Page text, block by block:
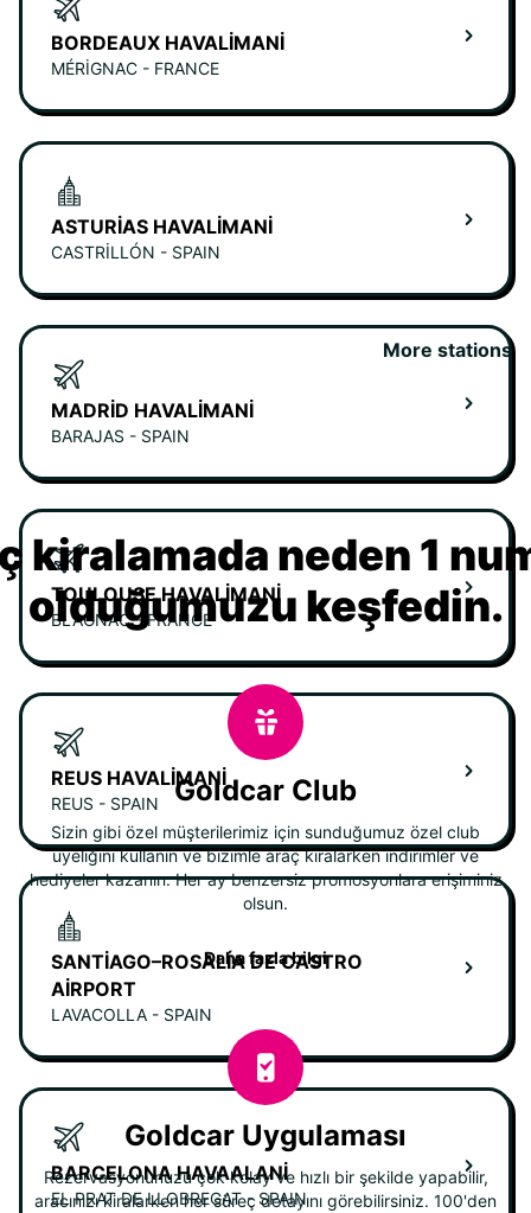
BORDEAUX HAVALIMANI
MÉRIGNAC - FRANCE
ASTURIAS HAVALIMANI
CASTRILLÓN - SPAIN
MADRID HAVALIMANI
BARAJAS - SPAIN
TOULOUSE HAVALIMANI
BLAGNAC - FRANCE
REUS HAVALIMANI
REUS - SPAIN
SANTIAGO–ROSALÍA DE CASTRO
AIRPORT
LAVACOLLA - SPAIN
BARCELONA HAVAALANI
EL PRAT DE LLOBREGAT - SPAIN
More stations
kiralamada neden 1
olduğumuzu keşfedin.
Goldcar Club
Sizin gibi özel müşterilerimiz için sunduğumuz özel club
üyeliğini kullanın ve bizimle araç kiralarken indirimler ve
hediyeler kazanın. Her ay benzersiz promosyonlara erişiminiz
olsun.
Daha fazla bilgi
Goldcar Uygulaması
Rezervasyonunuzu çok kolay ve hızlı bir şekilde yapabilir,
aracınızı kiralarken her süreç detayını görebilirsiniz. 100'den